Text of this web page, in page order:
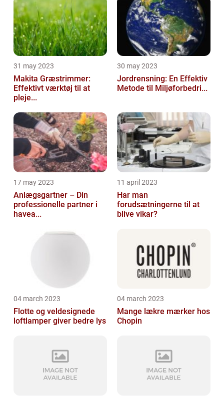
31 may 2023
Makita Græstrimmer:
Effektivt værktøj til at
pleje...
30 may 2023
Jordrensning: En Effektiv
Metode til Miljøforbedri...
17 may 2023
Anlægsgartner – Din
professionelle partner i
havea...
11 april 2023
Har man
forudsætningerne til at
blive vikar?
04 march 2023
Flotte og veldesignede
loftlamper giver bedre lys
04 march 2023
Mange lækre mærker hos
Chopin